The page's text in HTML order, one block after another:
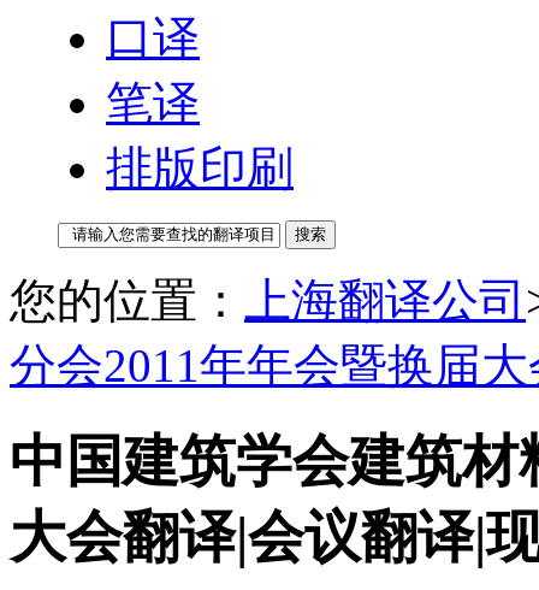
口译
笔译
排版印刷
您的位置： 上海翻译公司
分会2011年年会暨换届
中国建筑学会建筑
大会翻译|会议翻译|